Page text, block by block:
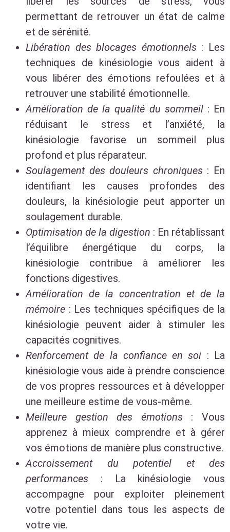
permettant de retrouver un état de calme
et de sérénité.
Libération des blocages émotionnels: Les
techniques de kinésiologie vous aident à
vous libérer des émotions refoulées et à
retrouver une stabilité émotionnelle.
Amélioration de la qualité du sommeil: En
réduisant le stress et l’anxiété, la
kinésiologie favorise un sommeil plus
profond et plus réparateur.
Soulagement des douleurs chroniques: En
identifiant les causes profondes des
douleurs, la kinésiologie peut apporter un
soulagement durable.
Optimisation de la digestion : En rétablissant
l’équilibre énergétique du corps, la
kinésiologie contribue à améliorer les
fonctions digestives.
Amélioration de la concentration et de la
mémoire : Les techniques spécifiques de la
kinésiologie peuvent aider à stimuler les
capacités cognitives.
Renforcement de la confiance en soi : La
kinésiologie vous aide à prendre conscience
de vos propres ressources et à développer
une meilleure estime de vous-même.
Meilleure gestion des émotions: Vous
apprenez à mieux comprendre et à gérer
vos émotions de manière plus constructive.
Accroissement du potentiel et des
performances : La kinésiologie vous
accompagne pour exploiter pleinement
votre potentiel dans tous les aspects de
votre vie.